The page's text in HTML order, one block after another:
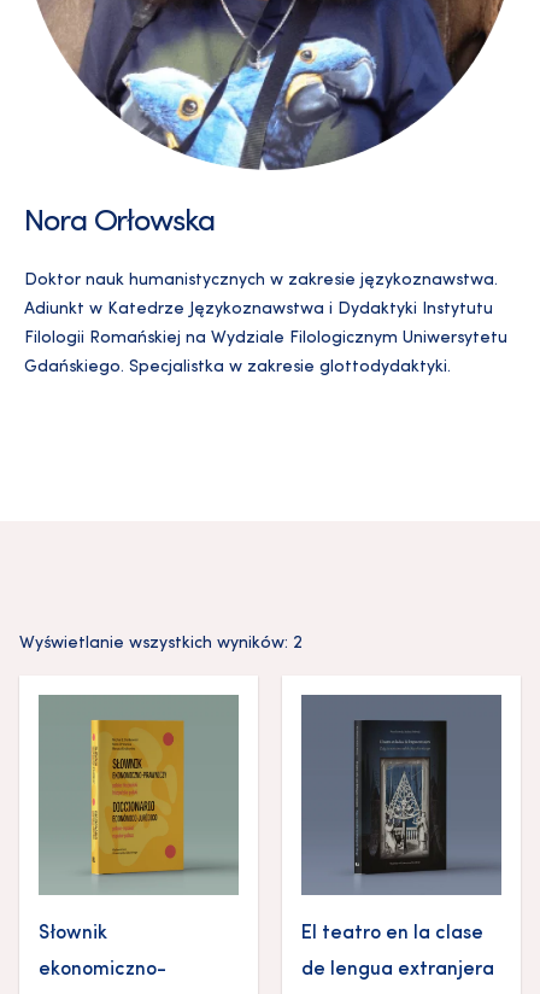
Nora Orłowska
Doktor nauk humanistycznych w zakresie językoznawstwa.
Adiunkt w Katedrze Językoznawstwa i Dydaktyki Instytutu
Filologii Romańskiej na Wydziale Filologicznym Uniwersytetu
Gdańskiego. Specjalistka w zakresie glottodydaktyki.
Wyświetlanie wszystkich wyników: 2
Słownik
ekonomiczno-
El teatro en la clase
de lengua extranjera